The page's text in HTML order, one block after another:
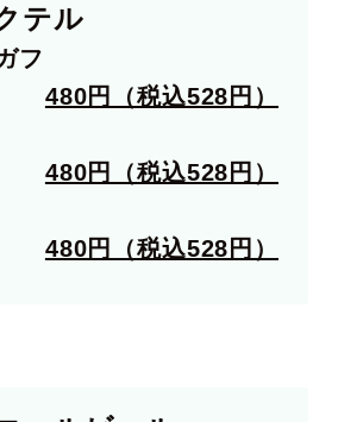
テル
フ
480円（税込528円）
480円（税込528円）
480円（税込528円）